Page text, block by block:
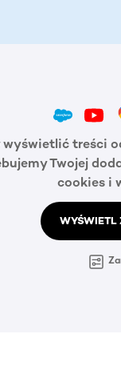
wyświetlić treści
Twojej
cookies i
WYŚWIETL